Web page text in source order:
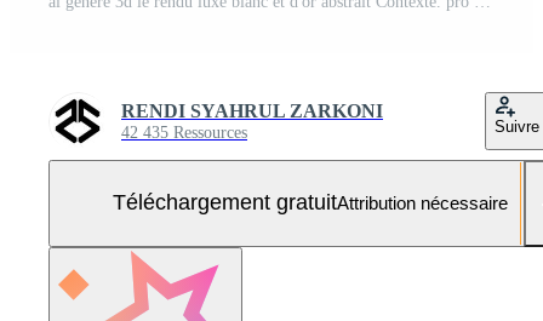
RENDI SYAHRUL ZARKONI
42 435 Ressources Suivre
Téléchargement gratuitAttribution nécessaire